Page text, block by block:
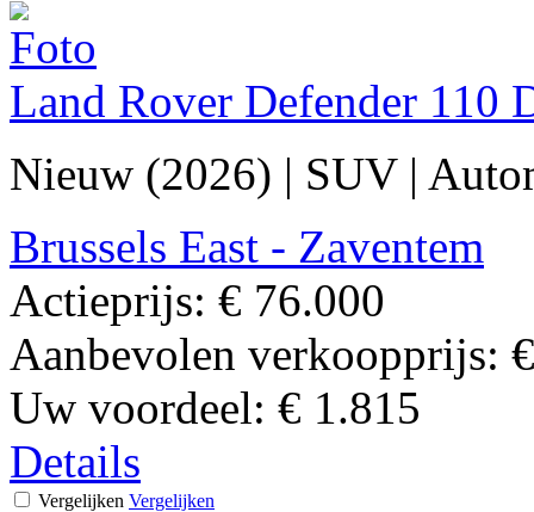
Land Rover Defender 110
Nieuw (2026) | SUV|
Brussels East - Zaventem
Actieprijs: € 76.000
Aanbevolen verkoopprijs:
Uw voordeel: € 1.815
Details
Vergelijken Vergelijken